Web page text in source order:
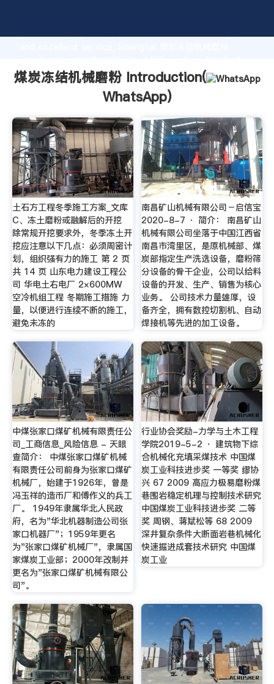
production capability, advanced research strength
customers.
煤炭冻结机械磨粉 Introduction(
WhatsApp)
土石方工程冬季施工方案_文库
C、冻土磨粉或融解后的开挖
除常规开挖要求外，冬季冻土开
挖应注意以下几点：必须周密计
划，组织强有力的施工 第 2 页
共 14 页 山东电力建设工程公
司 华电土右电厂 2×600MW
空冷机组工程 冬期施工措施 力
量，以便进行连续不断的施工，
避免未冻的
南昌矿山机械有限公司－启信宝
2020-8-7 · 简介： 南昌矿山
机械有限公司坐落于中国江西省
南昌市湾里区，是原机械部、煤
炭部指定生产洗选设备，磨粉筛
分设备的骨干企业，公司以给料
设备的开发、生产、销售为核心
业务。 公司技术力量雄厚，设
备齐全，拥有数控切割机、自动
焊接机等先进的加工设备。
中煤张家口煤矿机械有限责任公
司_工商信息_风险信息 - 天眼
查简介： 中煤张家口煤矿机械
有限责任公司前身为张家口煤矿
机械厂，始建于1926年，曾是
冯玉祥的造币厂和傅作义的兵工
厂。 1949年隶属华北人民政
府，名为"华北机器制造公司张
家口机器厂"；1959年更名
为"张家口煤矿机械厂"，隶属国
家煤炭工业部；2000年改制并
更名为"张家口煤矿机械有限公
司"。
行业协会奖励-力学与土木工程
学院2019-5-2 · 建筑物下综
合机械化充填采煤技术 中国煤
炭工业科技进步奖 一等奖 缪协
兴 67 2009 高应力极易磨粉煤
巷围岩稳定机理与控制技术研究
中国煤炭工业科技进步奖 二等
奖 周钢、蒋斌松等 68 2009
深井复杂条件大断面岩巷机械化
快速掘进成套技术研究 中国煤
炭工业